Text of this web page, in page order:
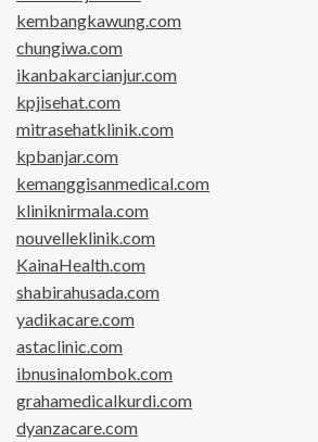
kembangkawung.com
chungiwa.com
ikanbakarcianjur.com
kpjisehat.com
mitrasehatklinik.com
kpbanjar.com
kemanggisanmedical.com
kliniknirmala.com
nouvelleklinik.com
KainaHealth.com
shabirahusada.com
yadikacare.com
astaclinic.com
ibnusinalombok.com
grahamedicalkurdi.com
dyanzacare.com